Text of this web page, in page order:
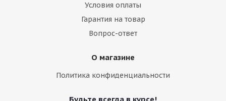
Условия оплаты
Гарантия на товар
Вопрос-ответ
О магазине
Политика конфиденциальности